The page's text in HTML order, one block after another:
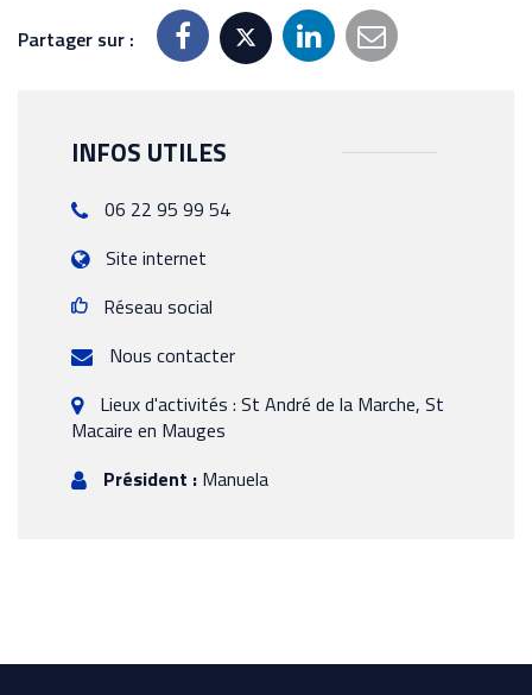
Partager sur :
INFOS UTILES
06 22 95 99 54
Site internet
Réseau social
Nous contacter
Lieux d'activités : St André de la Marche, St
Macaire en Mauges
Président : Manuela